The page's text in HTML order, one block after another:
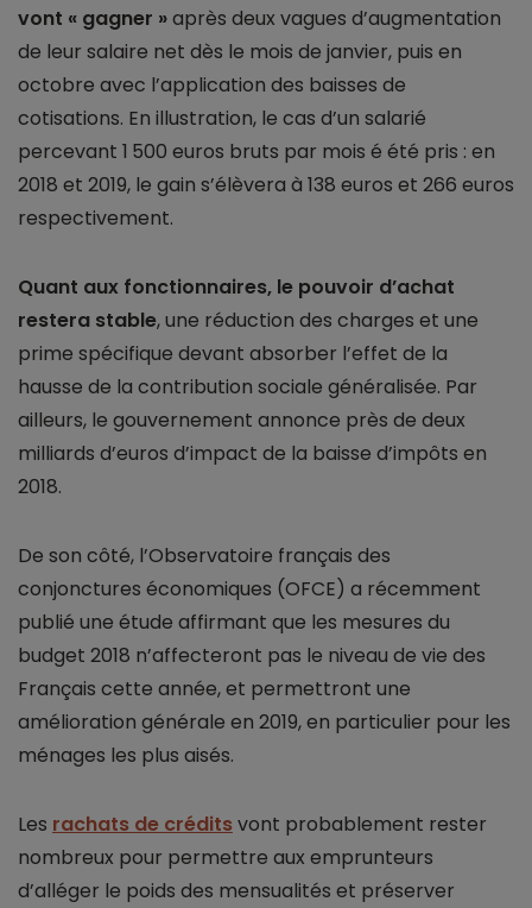
vont « gagner »après deux vagues d’augmentation
de leur salaire net dès le mois de janvier, puis en
octobre avec l’application des baisses de
cotisations. En illustration, le cas d’un salarié
percevant 1 500 euros bruts par mois é été pris : en
2018 et 2019, le gain s’élèvera à 138 euros et 266 euros
respectivement.
Quant aux fonctionnaires, le pouvoir d’achat
restera stable, une réduction des charges et une
prime spécifique devant absorber l’effet de la
hausse de la contribution sociale généralisée. Par
ailleurs, le gouvernement annonce près de deux
milliards d’euros d’impact de la baisse d’impôts en
2018.
De son côté, l’Observatoire français des
conjonctures économiques (OFCE) a récemment
publié une étude affirmant que les mesures du
budget 2018 n’affecteront pas le niveau de vie des
Français cette année, et permettront une
amélioration générale en 2019, en particulier pour les
ménages les plus aisés.
Les rachats de créditsvont probablement rester
nombreux pour permettre aux emprunteurs
d’alléger le poids des mensualités et préserver